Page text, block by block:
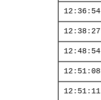
12:36:54
12:38:27
12:48:54
12:51:08
12:51:11